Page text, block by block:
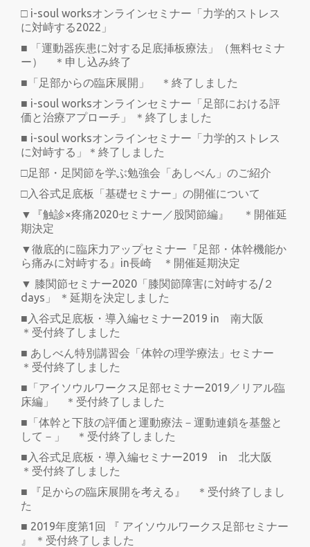
□ i-soul worksオンラインセミナー「力学的ストレス
に対峙する2022」
■ 「運動器疾患に対する足底挿板療法」（無料セミナ
ー） ＊申し込み終了
■「足部からの臨床展開」 ＊終了しました
■ i-soul worksオンラインセミナー「足部における評
価と治療アプローチ」 ＊終了しました
■ i-soul worksオンラインセミナー「力学的ストレス
に対峙する」＊終了しました
□足部・足関節を学ぶ勉強会「あしべん」のご紹介
□入谷式足底板「基礎セミナー」の開催について
▼『触診×疼痛2020セミナー／股関節編』 ＊開催延
期決定
▼徹底的に臨床力アップセミナー『足部・体幹機能か
ら痛みに対峙する』in長崎 ＊開催延期決定
▼ 膝関節セミナー2020「膝関節障害に対峙する/２
days」 ＊延期を決定しました
■入谷式足底板・導入編セミナー2019 in 南大阪
＊受付終了しました
■ あしべん特別講習会「体幹の理学療法」セミナー
＊受付終了しました
■「アイソウルワークス足部セミナー2019／リアル臨
床編」 ＊受付終了しました
■「体幹と下肢の評価と運動療法－運動連鎖を基盤と
して－」 ＊受付終了しました
■入谷式足底板・導入編セミナー2019 in 北大阪
＊受付終了しました
■ 『足からの臨床展開を考える』 ＊受付終了しまし
た
■ 2019年度第1回 『 アイソウルワークス足部セミナー
』 ＊受付終了しました